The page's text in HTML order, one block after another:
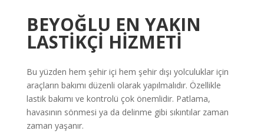
BEYOĞLU EN YAKIN
LASTİKÇİ HİZMETİ
Bu yüzden hem şehir içi hem şehir dışı yolculuklar için
araçların bakımı düzenli olarak yapılmalıdır. Özellikle
lastik bakımı ve kontrolü çok önemlidir. Patlama,
havasının sönmesi ya da delinme gibi sıkıntılar zaman
zaman yaşanır.